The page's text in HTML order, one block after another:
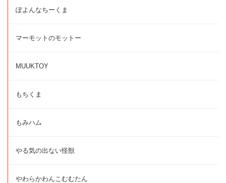
ぽよんなちーくま
マーモットのモットー
MUUKTOY
もちくま
もみハム
やる気の出ない怪獣
やわらかわんこむむたん